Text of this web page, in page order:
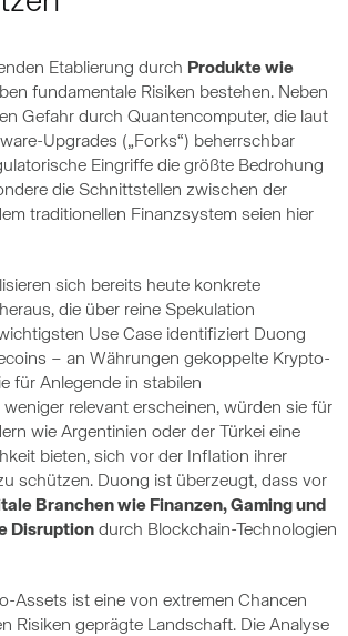
Etablierung durch Produkte wie
fundamentale Risiken bestehen. Neben
Gefahr durch Quantencomputer, die laut
Upgrades („Forks“) beherrschbar
Eingriffe die größte Bedrohung
die Schnittstellen zwischen der
traditionellen Finanzsystem seien hier
sich bereits heute konkrete
die über reine Spekulation
Use Case identifiziert Duong
– an Währungen gekoppelte Krypto-
für Anlegende in stabilen
relevant erscheinen, würden sie für
wie Argentinien oder der Türkei eine
bieten, sich vor der Inflation ihrer
schützen. Duong ist überzeugt, dass vor
Branchen wie Finanzen, Gaming und
Disruption durch Blockchain-Technologien
Assets ist eine von extremen Chancen
Risiken geprägte Landschaft. Die Analyse